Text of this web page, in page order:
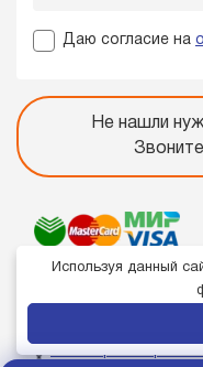
Даю согласие на
Не нашли
Используя данный